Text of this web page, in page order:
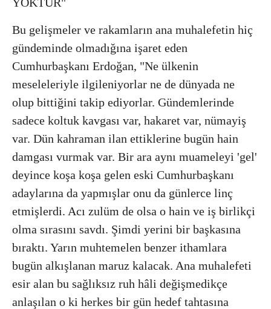
Bu gelişmeler ve rakamların ana muhalefetin hiç
gündeminde olmadığına işaret eden
Cumhurbaşkanı Erdoğan, "Ne ülkenin
meseleleriyle ilgileniyorlar ne de dünyada ne
olup bittiğini takip ediyorlar. Gündemlerinde
sadece koltuk kavgası var, hakaret var, nümayiş
var. Dün kahraman ilan ettiklerine bugün hain
damgası vurmak var. Bir ara aynı muameleyi 'gel'
deyince koşa koşa gelen eski Cumhurbaşkanı
adaylarına da yapmışlar onu da günlerce linç
etmişlerdi. Acı zulüm de olsa o hain ve iş birlikçi
olma sırasını savdı. Şimdi yerini bir başkasına
bıraktı. Yarın muhtemelen benzer ithamlara
bugün alkışlanan maruz kalacak. Ana muhalefeti
esir alan bu sağlıksız ruh hâli değişmedikçe
anlaşılan o ki herkes bir gün hedef tahtasına